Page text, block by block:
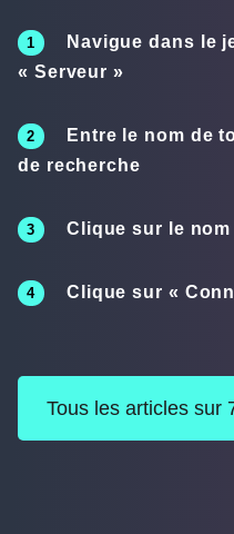
Navigue dans le
« Serveur»
Entre le nom de
de recherche
Clique sur le
Clique sur «
Tous les articles sur